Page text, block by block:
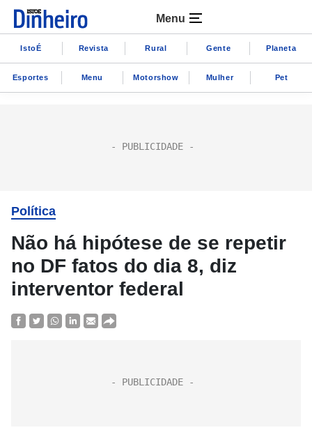
Menu
IstoÉ Revista Rural Gente Planeta
Esportes Menu Motorshow Mulher Pet
Política
Não há hipótese de se repetir
no DF fatos do dia 8, diz
interventor federal